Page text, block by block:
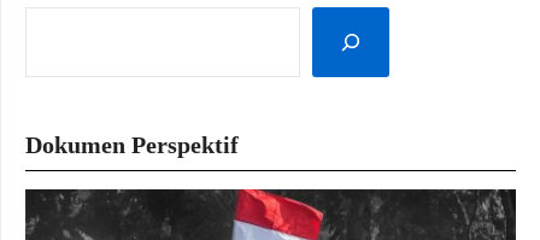
Dokumen Perspektif